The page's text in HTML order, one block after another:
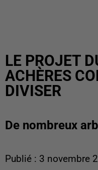
LE PROJET
ACHÈRES
DIVISER
De nombreux
Publié : 3 novembre